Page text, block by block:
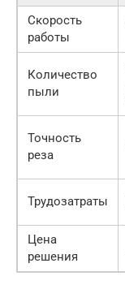
Скорость
работы
Количество
пыли
Точность
реза
Трудозатраты
Цена
решения